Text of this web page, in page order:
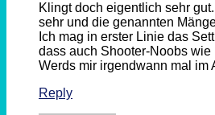
Klingt doch eigentlich sehr
sehr und die genannten
Ich mag in erster Linie das
dass auch Shooter-Noobs
Werds mir irgendwann mal im
Reply